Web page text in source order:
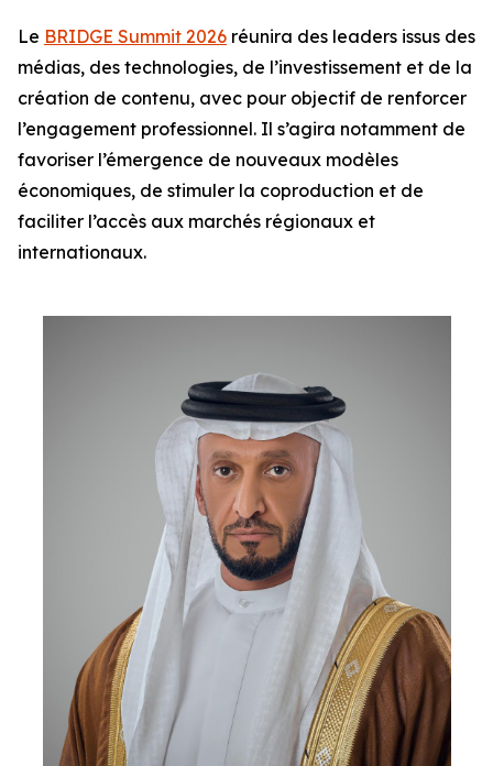
Le BRIDGE Summit 2026 réunira des leaders issus des
médias, des technologies, de l’investissement et de la
création de contenu, avec pour objectif de renforcer
l’engagement professionnel. Il s’agira notamment de
favoriser l’émergence de nouveaux modèles
économiques, de stimuler la coproduction et de
faciliter l’accès aux marchés régionaux et
internationaux.